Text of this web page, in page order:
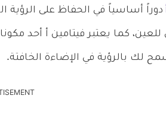
دوراً أساسياً في الحفاظ على الرؤية
لك بالرؤية في الإضاءة الخافتة.